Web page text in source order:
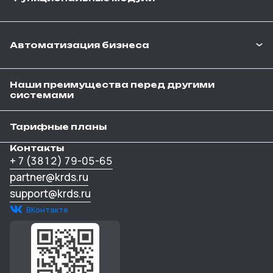
Контакты
+ 7 (3812) 79-05-65
partner@krds.ru
support@krds.ru
ВКонтакте
Автоматизация бизнеса
Наши преимущества перед другими
системами
Тарифные планы